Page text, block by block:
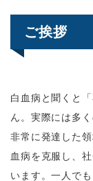
ご挨拶
白血病と聞くと
ん。実際には多
非常に発達した
血病を克服し、
います。一人で